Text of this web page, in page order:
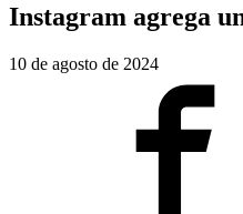
Instagram agrega
10 de agosto de 2024